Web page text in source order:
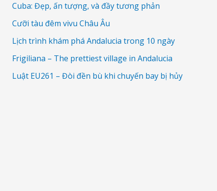
Cuba: Đẹp, ấn tượng, và đầy tương phản
Cưỡi tàu đêm vivu Châu Âu
Lịch trình khám phá Andalucia trong 10 ngày
Frigiliana – The prettiest village in Andalucia
Luật EU261 – Đòi đền bù khi chuyến bay bị hủy